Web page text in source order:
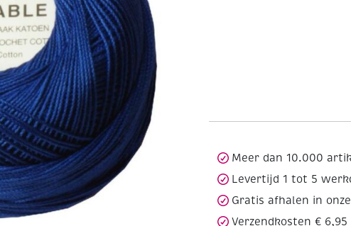
Meer dan 10.000
Levertijd 1 tot 5
Gratis afhalen in
Verzendkosten € 6,95